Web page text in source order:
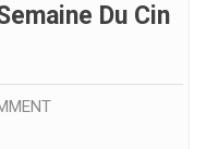
Du Cin